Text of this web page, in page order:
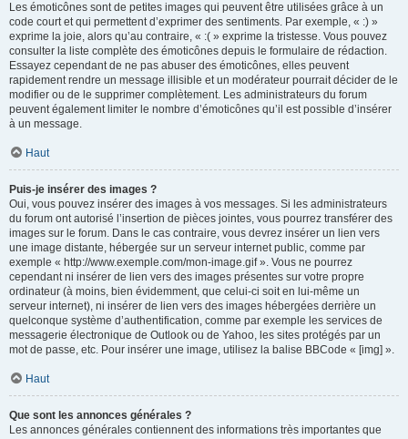
Les émoticônes sont de petites images qui peuvent être utilisées grâce à un
code court et qui permettent d’exprimer des sentiments. Par exemple, « :) »
exprime la joie, alors qu’au contraire, « :( » exprime la tristesse. Vous pouvez
consulter la liste complète des émoticônes depuis le formulaire de rédaction.
Essayez cependant de ne pas abuser des émoticônes, elles peuvent
rapidement rendre un message illisible et un modérateur pourrait décider de le
modifier ou de le supprimer complètement. Les administrateurs du forum
peuvent également limiter le nombre d’émoticônes qu’il est possible d’insérer
à un message.
Haut
Puis-je insérer des images ?
Oui, vous pouvez insérer des images à vos messages. Si les administrateurs
du forum ont autorisé l’insertion de pièces jointes, vous pourrez transférer des
images sur le forum. Dans le cas contraire, vous devrez insérer un lien vers
une image distante, hébergée sur un serveur internet public, comme par
exemple « http://www.exemple.com/mon-image.gif ». Vous ne pourrez
cependant ni insérer de lien vers des images présentes sur votre propre
ordinateur (à moins, bien évidemment, que celui-ci soit en lui-même un
serveur internet), ni insérer de lien vers des images hébergées derrière un
quelconque système d’authentification, comme par exemple les services de
messagerie électronique de Outlook ou de Yahoo, les sites protégés par un
mot de passe, etc. Pour insérer une image, utilisez la balise BBCode « [img] ».
Haut
Que sont les annonces générales ?
Les annonces générales contiennent des informations très importantes que